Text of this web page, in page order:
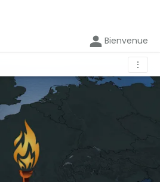
Bienvenue
⋮